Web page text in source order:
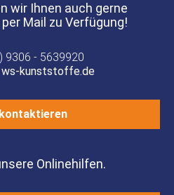
wir Ihnen auch gerne
Mail zu Verfügung!
9306 - 5639920
kunststoffe.de
Onlinehilfen.